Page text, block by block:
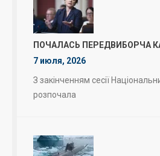
ПОЧАЛАСЬ ПЕРЕДВИБОРЧА
7 июля, 2026
З закінченням сесії
розпочала